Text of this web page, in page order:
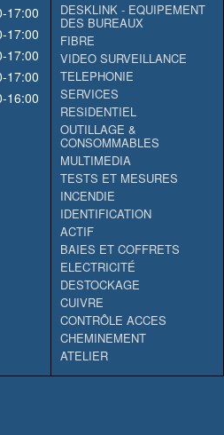
17:00
17:00
17:00
17:00
16:00
DESKLINK - EQUIPEMENT
DES BUREAUX
FIBRE
VIDEO SURVEILLANCE
TELEPHONIE
SERVICES
RESIDENTIEL
OUTILLAGE &
CONSOMMABLES
MULTIMEDIA
TESTS ET MESURES
INCENDIE
IDENTIFICATION
ACTIF
BAIES ET COFFRETS
ELECTRICITÉ
DESTOCKAGE
CUIVRE
CONTRÔLE ACCES
CHEMINEMENT
ATELIER